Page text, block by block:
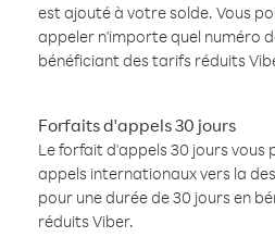
est ajouté à votre solde. Vous
appeler n'importe quel numéro
bénéficiant des tarifs réduits
Forfaits d'appels 30 jours
Le forfait d'appels 30 jours vous
appels internationaux vers la
pour une durée de 30 jours en
réduits Viber.